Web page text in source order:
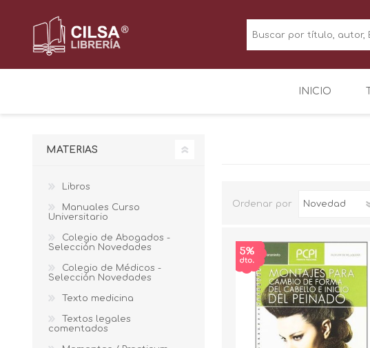
INICIO
Ordenar por
MATERIAS
Libros
Manuales Curso
Universitario
Colegio de Abogados -
Selección Novedades
Colegio de Médicos -
Selección Novedades
Texto medicina
Textos legales
comentados